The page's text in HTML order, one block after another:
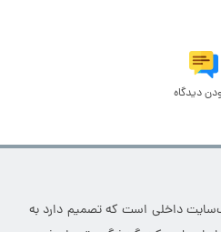
دیدگاه
داخلی است که تصمیم دارد به